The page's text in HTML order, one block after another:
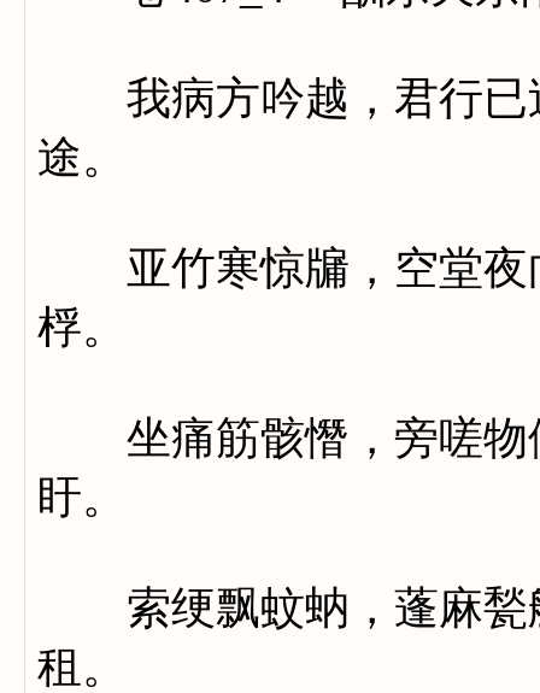
我病方吟越，君行已
途。
亚竹寒惊牖，空堂夜
桴。
坐痛筋骸憯，旁嗟物
盱。
索绠飘蚊蚋，蓬麻甃
租。